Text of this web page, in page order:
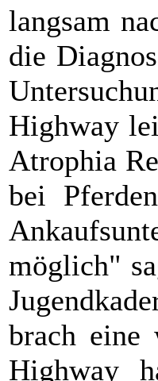
langsam
die
Highway
Atrophia
bei
möglich"
brach eine
Highway